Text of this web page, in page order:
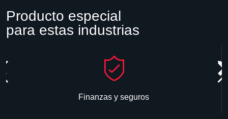
Producto especial
para estas industrias
Finanzas y seguros